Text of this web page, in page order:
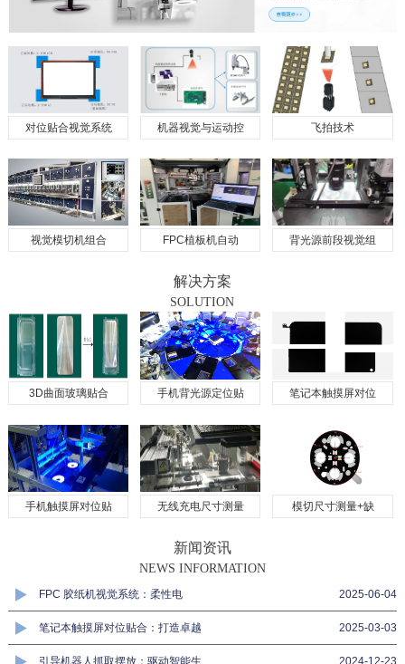
对位贴合视觉系统 机器视觉与运动控 飞拍技术
视觉模切机组合 FPC植板机自动 背光源前段视觉组
解决方案
SOLUTION
3D曲面玻璃贴合 手机背光源定位贴 笔记本触摸屏对位
手机触摸屏对位贴 无线充电尺寸测量 模切尺寸测量+缺
新闻资讯
NEWS INFORMATION
FPC 胶纸机视觉系统：柔性电 2025-06-04
笔记本触摸屏对位贴合：打造卓越 2025-03-03
引导机器人抓取摆放：驱动智能生 2024-12-23